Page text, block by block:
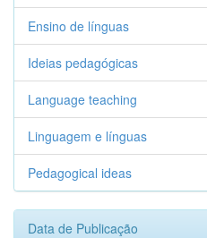
Ensino de línguas
Ideias pedagógicas
Language teaching
Linguagem e línguas
Pedagogical ideas
Data de Publicação